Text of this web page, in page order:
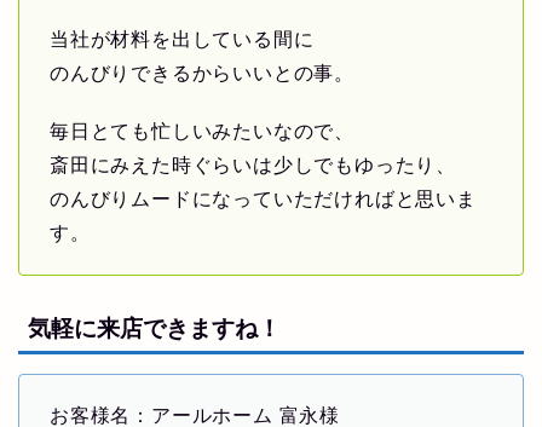
当社が材料を出している間に
のんびりできるからいいとの事。
毎日とても忙しいみたいなので、
斎田にみえた時ぐらいは少しでもゆったり、
のんびりムードになっていただければと思いま
す。
気軽に来店できますね！
お客様名：アールホーム 富永様